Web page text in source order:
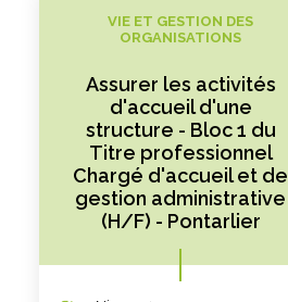
VIE ET GESTION DES
ORGANISATIONS
Assurer les activités
d'accueil d'une
structure - Bloc 1 du
Titre professionnel
Chargé d'accueil et de
gestion administrative
(H/F) - Pontarlier